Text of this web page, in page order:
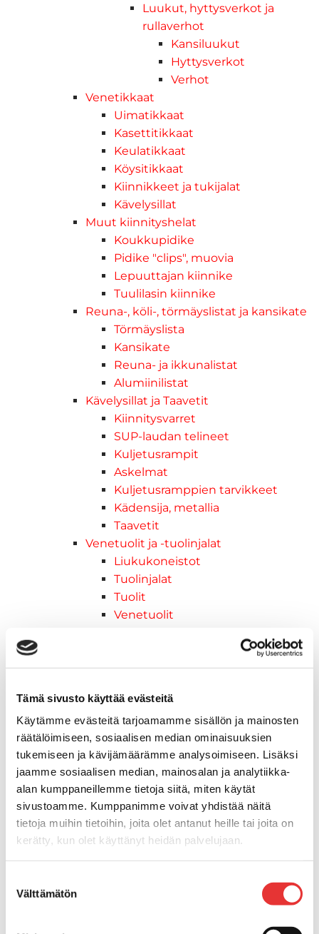
Tämä sivusto käyttää evästeitä
Käytämme evästeitä tarjoamamme sisällön ja mainosten
räätälöimiseen, sosiaalisen median ominaisuuksien
tukemiseen ja kävijämäärämme analysoimiseen. Lisäksi
jaamme sosiaalisen median, mainosalan ja analytiikka-
alan kumppaneillemme tietoja siitä, miten käytät
sivustoamme. Kumppanimme voivat yhdistää näitä
tietoja muihin tietoihin, joita olet antanut heille tai joita on
kerätty, kun olet käyttänyt heidän palvelujaan.
valinta
Välttämätön
Luukut, hyttysverkot ja
rullaverhot
Kansiluukut
Hyttysverkot
Verhot
Venetikkaat
Uimatikkaat
Kasettitikkaat
Keulatikkaat
Köysitikkaat
Kiinnikkeet ja tukijalat
Kävelysillat
Muut kiinnityshelat
Koukkupidike
Pidike "clips", muovia
Lepuuttajan kiinnike
Tuulilasin kiinnike
Reuna-, köli-, törmäyslistat ja kansikate
Törmäyslista
Kansikate
Reuna- ja ikkunalistat
Alumiinilistat
Kävelysillat ja Taavetit
Kiinnitysvarret
SUP-laudan telineet
Kuljetusrampit
Askelmat
Kuljetusramppien tarvikkeet
Kädensija, metallia
Taavetit
Venetuolit ja -tuolinjalat
Liukukoneistot
Tuolinjalat
Tuolit
Venetuolit
Knaapit
Venerenkaat ja silmukkapultit/-
ruuvit
Vetourat
Kansiruuvikkeet
Jätevesi
Kansiruuvikkeiden varaosat
Muoviseokset
Polttoaine
Kansiruuvikkeitten varaosat
Makea vesi